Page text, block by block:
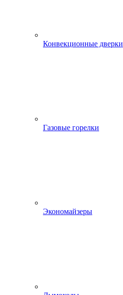
Конвекционные дверки
Газовые горелки
Экономайзеры